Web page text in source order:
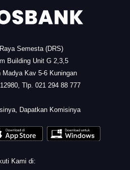
Semesta (DRS)
Building Unit G 2,3,5
Madya Kav 5-6 Kuningan
Tlp. 021 294 88 777
Dapatkan Komisinya
Ikuti Kami di: